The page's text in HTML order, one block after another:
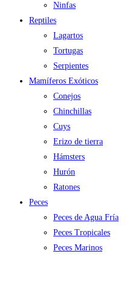
Ninfas
Reptiles
Lagartos
Tortugas
Serpientes
Mamíferos Exóticos
Conejos
Chinchillas
Cuys
Erizo de tierra
Hámsters
Hurón
Ratones
Peces
Peces de Agua Fría
Peces Tropicales
Peces Marinos